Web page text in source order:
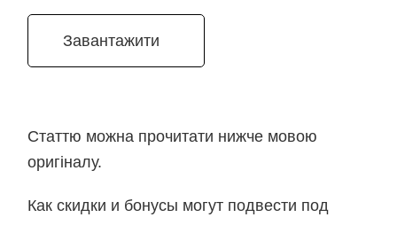
Завантажити
Статтю можна прочитати нижче мовою
оригіналу.
Как скидки и бонусы могут подвести под